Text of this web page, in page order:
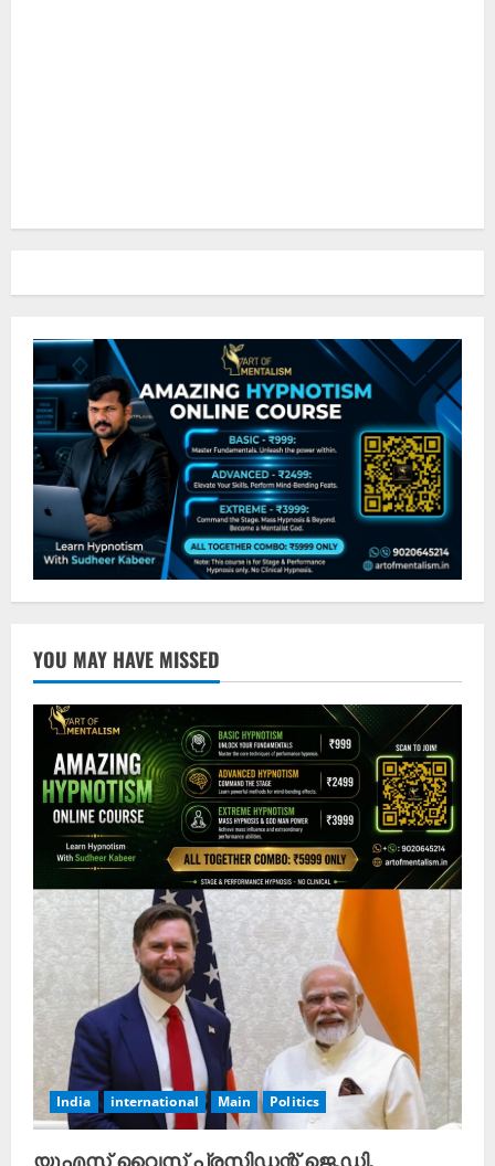
YOU MAY HAVE MISSED
India international Main Politics
യുഎസ് വൈസ് പ്രസിഡന്റ് ജെ.ഡി.